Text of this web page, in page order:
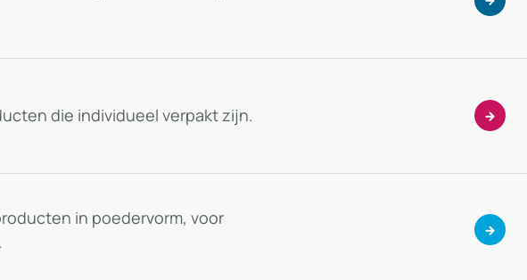
die individueel verpakt zijn.
in poedervorm, voor